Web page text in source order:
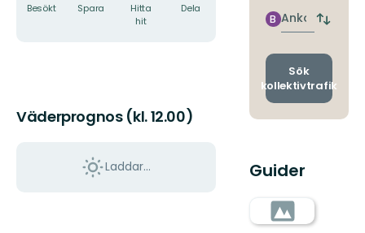
Besökt Spara
Hitta
hit
Dela
Väderprognos (kl. 12.00)
Laddar...
Ankomst
B
Byt
och
Sök
kollektivtrafik
Guider